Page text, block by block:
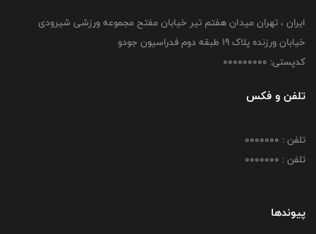
ایران ، تهران میدان هفتم تیر خیابان مفتح مجموعه ورزشی شیرودی
خیابان ورزنده پلاک ۱۹ طبقه دوم فدراسیون جودو
کدپستی: 000000000
تلفن و فکس
تلفن : 0000000
تلفن : 0000000
پیوندها